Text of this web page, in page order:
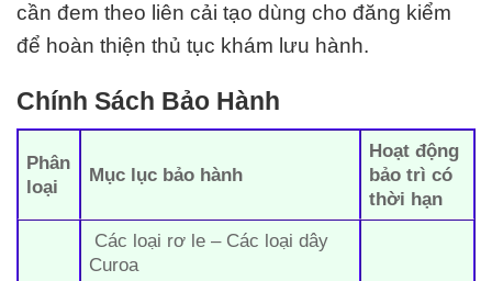
cần đem theo liên cải tạo dùng cho đăng kiểm
để hoàn thiện thủ tục khám lưu hành.
Chính Sách Bảo Hành
Phân
loại
Mục lục bảo hành
Hoạt động
bảo trì có
thời hạn
Các loại rơ le – Các loại dây
Curoa